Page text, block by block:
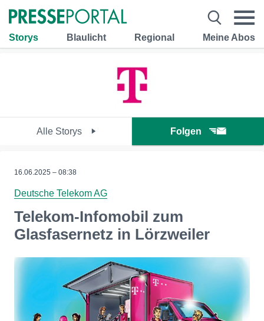
Storys Blaulicht Regional Meine Abos
Alle Storys Folgen
16.06.2025 – 08:38
Deutsche Telekom AG
Telekom-Infomobil zum
Glasfasernetz in Lörzweiler